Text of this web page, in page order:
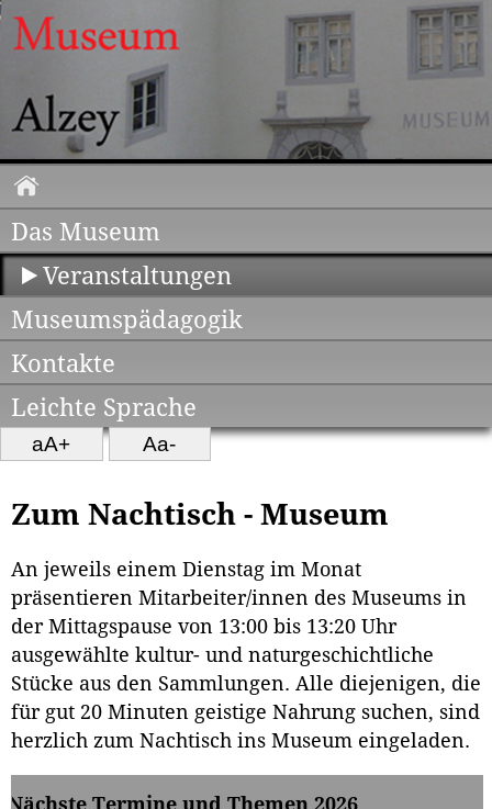
Das Museum
Veranstaltungen
Museumspädagogik
Kontakte
Leichte Sprache
aA+ Aa-
Zum Nachtisch - Museum
An jeweils einem Dienstag im Monat
präsentieren Mitarbeiter/innen des Museums in
der Mittagspause von 13:00 bis 13:20 Uhr
ausgewählte kultur- und naturgeschichtliche
Stücke aus den Sammlungen. Alle diejenigen, die
für gut 20 Minuten geistige Nahrung suchen, sind
herzlich zum Nachtisch ins Museum eingeladen.